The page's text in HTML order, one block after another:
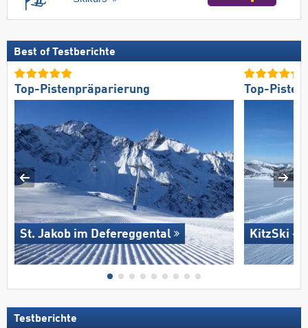
Best of Testberichte
Top-Pistenpräparierung
St. Jakob im Defereggental
Top-
KitzSki –
Testberichte